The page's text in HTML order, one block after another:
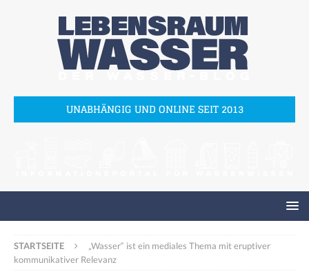
UNABHÄNGIG UND ONLINE SEIT 2013
STARTSEITE
„Wasser“ ist ein mediales Thema mit eruptiver
kommunikativer Relevanz